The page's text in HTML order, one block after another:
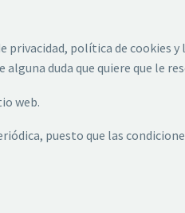
política de cookies y
duda que quiere que le
web.
puesto que las